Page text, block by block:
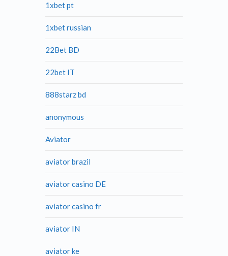
1xbet pt
1xbet russian
22Bet BD
22bet IT
888starz bd
anonymous
Aviator
aviator brazil
aviator casino DE
aviator casino fr
aviator IN
aviator ke